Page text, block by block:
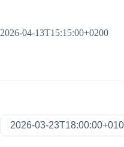
2026-04-13T15:15:00+0200